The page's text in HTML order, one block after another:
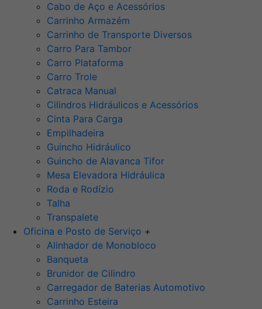
Cabo de Aço e Acessórios
Carrinho Armazém
Carrinho de Transporte Diversos
Carro Para Tambor
Carro Plataforma
Carro Trole
Catraca Manual
Cilindros Hidráulicos e Acessórios
Cinta Para Carga
Empilhadeira
Guincho Hidráulico
Guincho de Alavanca Tifor
Mesa Elevadora Hidráulica
Roda e Rodízio
Talha
Transpalete
Oficina e Posto de Serviço +
Alinhador de Monobloco
Banqueta
Brunidor de Cilindro
Carregador de Baterias Automotivo
Carrinho Esteira